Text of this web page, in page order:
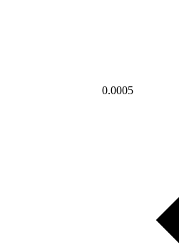
0.0005